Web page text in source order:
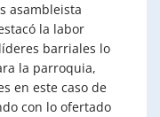
asambleista
la labor
barriales lo
la parroquia,
en este caso de
con lo ofertado